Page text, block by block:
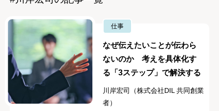
仕事
なぜ伝えたいことが伝わら
ないのか 考えを具体化す
る「3ステップ」で解決する
川岸宏司（株式会社DIL 共同創業
者）